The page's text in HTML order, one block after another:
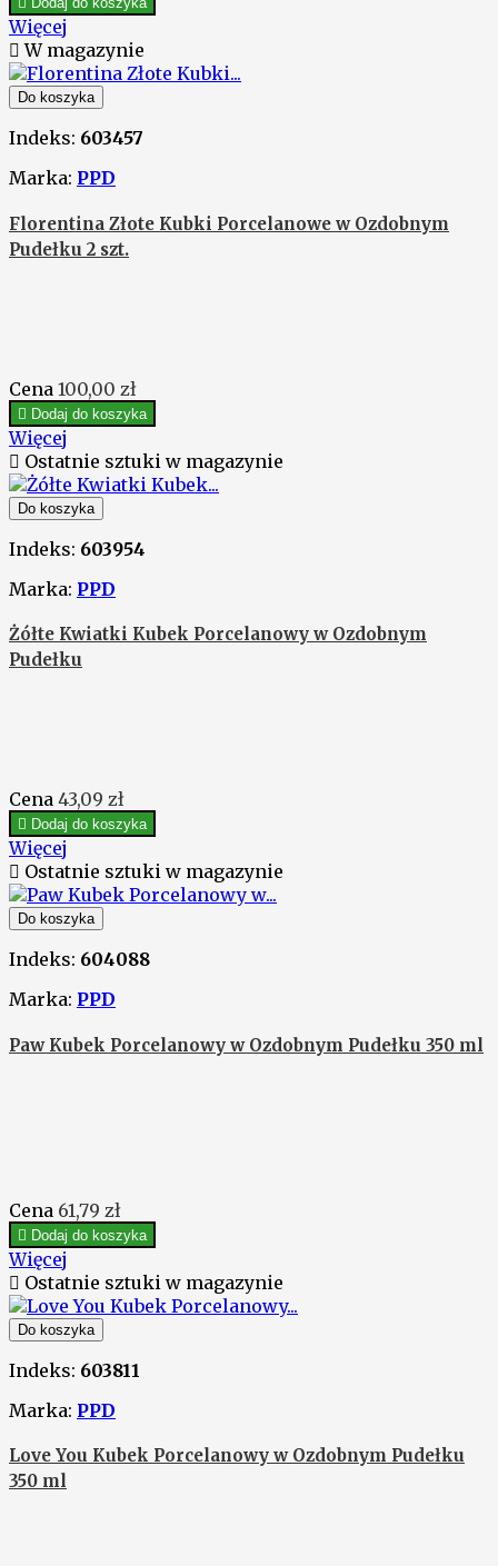
Więcej
 W magazynie
Do koszyka
Indeks: 603457
Marka: PPD
Florentina Złote Kubki Porcelanowe w Ozdobnym
Pudełku 2 szt.
Cena 100,00 zł
 Dodaj do koszyka
Więcej
 Ostatnie sztuki w magazynie
Do koszyka
Indeks: 603954
Marka: PPD
Żółte Kwiatki Kubek Porcelanowy w Ozdobnym
Pudełku
Cena 43,09 zł
 Dodaj do koszyka
Więcej
 Ostatnie sztuki w magazynie
Do koszyka
Indeks: 604088
Marka: PPD
Paw Kubek Porcelanowy w Ozdobnym Pudełku 350 ml
Cena 61,79 zł
 Dodaj do koszyka
Więcej
 Ostatnie sztuki w magazynie
Do koszyka
Indeks: 603811
Marka: PPD
Love You Kubek Porcelanowy w Ozdobnym Pudełku
350 ml